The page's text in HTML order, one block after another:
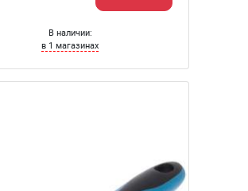
В наличии:
в 1 магазинах